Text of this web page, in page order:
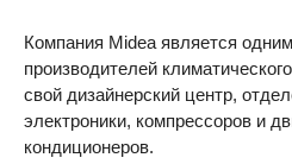
Компания Midea является
производителей
свой дизайнерский центр,
электроники, компрессоров и
кондиционеров.